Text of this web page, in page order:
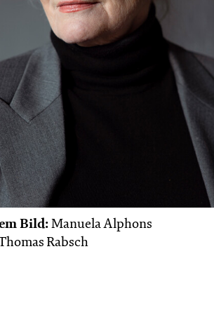
Bild: Manuela Alphons
Rabsch